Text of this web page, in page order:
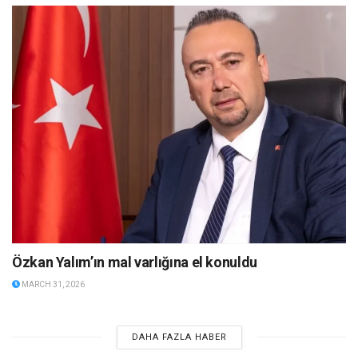
Özkan Yalım’ın mal varlığına el konuldu
MARCH 31, 2026
DAHA FAZLA HABER